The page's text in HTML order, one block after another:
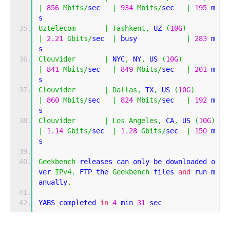
856 Mbits/sec 934 Mbits/sec 195 m
s
Uztelecom
Tashkent , UZ (10G)
2.21 Gbits/sec busy 283 m
s
Clouvider
NYC, NY, US (10G)
841 Mbits/sec 849 Mbits/sec 201 m
s
Clouvider
Dallas , TX, US (10G)
860 Mbits/sec 824 Mbits/sec 192 m
s
Clouvider
Los Angeles , CA, US (10G)
1.14 Gbits/sec 1.28 Gbits/sec 150 m
s
Geekbench releases can only be downloaded o
ver IPv4. FTP the Geekbench files and
run m
anually.
YABS completed in 4 min 31 sec